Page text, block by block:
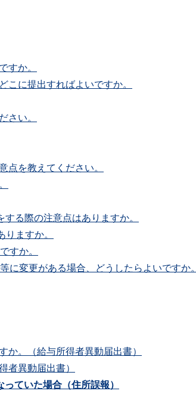
すか。
こに提出すればよいですか。
さい。
点を教えてください。
る際の注意点はありますか。
ますか。
すか。
に変更がある場合、どうしたらよいですか。
。（給与所得者異動届出書）
者異動届出書）
ていた場合（住所誤報）